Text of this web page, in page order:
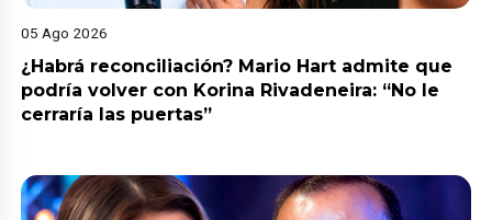
05 Ago 2026
¿Habrá reconciliación? Mario Hart admite que
podría volver con Korina Rivadeneira: “No le
cerraría las puertas”